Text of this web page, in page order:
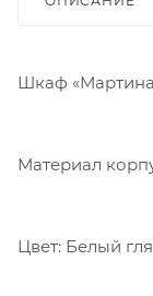
Материал
Цвет: Белый